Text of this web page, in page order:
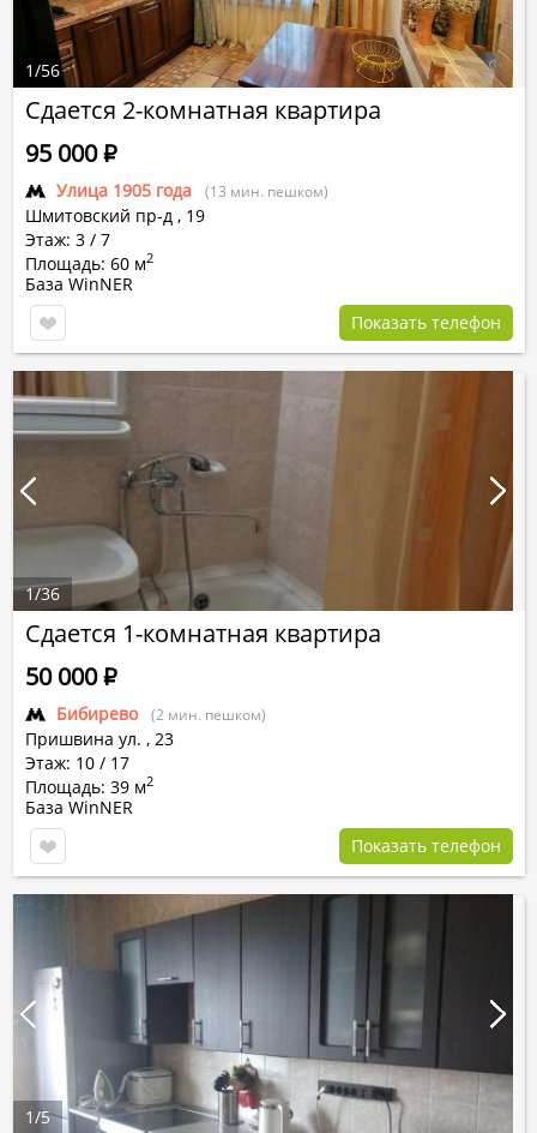
Сдается 2-комнатная квартира
Улица 1905 года (13 мин. пешком)
Шмитовский пр-д , 19
Этаж: 3 / 7
Площадь: 60 м2
95 000Р
База WinNER
Показать телефон
1/56
Сдается 1-комнатная квартира
Бибирево (2 мин. пешком)
Пришвина ул. , 23
Этаж: 10 / 17
Площадь: 39 м2
50 000Р
База WinNER
Показать телефон
1/36
1/5